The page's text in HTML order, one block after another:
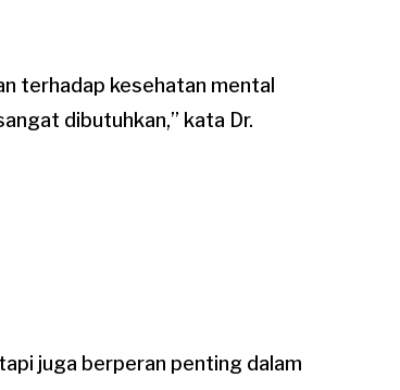
terhadap kesehatan mental
dibutuhkan,” kata Dr.
juga berperan penting dalam